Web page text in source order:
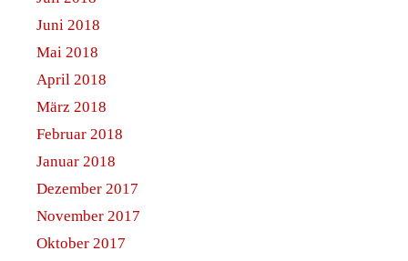
Juni 2018
Mai 2018
April 2018
März 2018
Februar 2018
Januar 2018
Dezember 2017
November 2017
Oktober 2017